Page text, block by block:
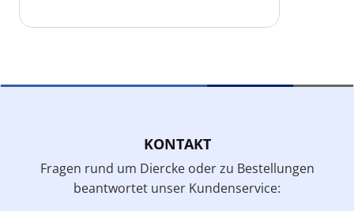
KONTAKT
Fragen rund um Diercke oder zu Bestellungen
beantwortet unser Kundenservice: